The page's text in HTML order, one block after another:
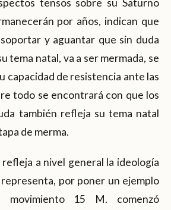
tensos sobre su Saturno
por años, indican que
y aguantar que sin duda
tema natal, va a ser mermada, se
capacidad de resistencia ante las
todo se encontrará con que los
también refleja su tema natal
de merma.
a nivel general la ideología
por poner un ejemplo
movimiento 15 M. comenzó